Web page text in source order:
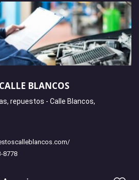
BLANCOS
repuestos - Calle Blancos,
8778